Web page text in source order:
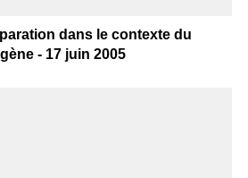
dans le contexte du
- 17 juin 2005